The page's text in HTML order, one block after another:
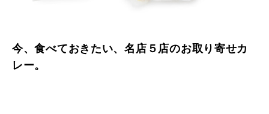
今、食べておきたい、名店５店のお取り寄せカ
レー。